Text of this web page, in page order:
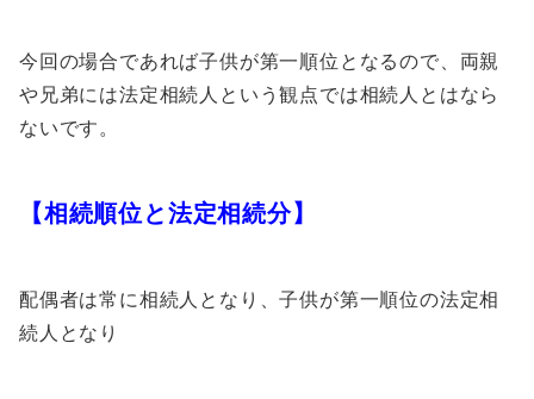
今回の場合であれば子供が第一順位となるので、両親
や兄弟には法定相続人という観点では相続人とはなら
ないです。
【相続順位と法定相続分】
配偶者は常に相続人となり、子供が第一順位の法定相
続人となり